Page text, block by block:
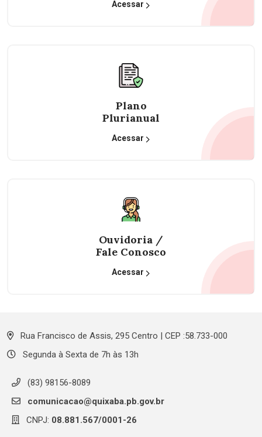
Acessar
Plano
Plurianual
Acessar
Ouvidoria /
Fale Conosco
Acessar
Rua Francisco de Assis, 295 Centro | CEP :58.733-000
Segunda à Sexta de 7h às 13h
(83) 98156-8089
comunicacao@quixaba.pb.gov.br
CNPJ: 08.881.567/0001-26